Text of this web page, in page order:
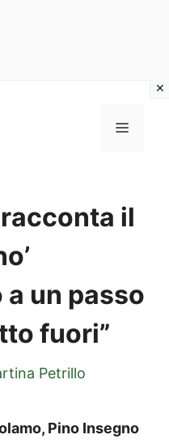
MENU
il
a un passo
fuori”
Petrillo
Pino Insegno